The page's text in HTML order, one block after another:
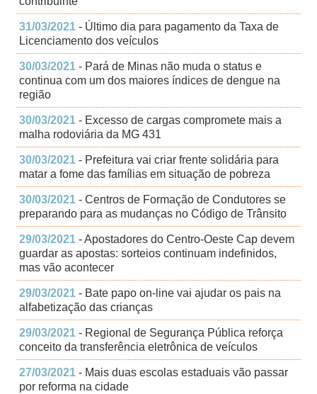
31/03/2021 - Último dia para pagamento da Taxa de
Licenciamento dos veículos
30/03/2021 - Pará de Minas não muda o status e
continua com um dos maiores índices de dengue na
região
30/03/2021 - Excesso de cargas compromete mais a
malha rodoviária da MG 431
30/03/2021 - Prefeitura vai criar frente solidária para
matar a fome das famílias em situação de pobreza
30/03/2021 - Centros de Formação de Condutores se
preparando para as mudanças no Código de Trânsito
29/03/2021 - Apostadores do Centro-Oeste Cap devem
guardar as apostas: sorteios continuam indefinidos,
mas vão acontecer
29/03/2021 - Bate papo on-line vai ajudar os pais na
alfabetização das crianças
29/03/2021 - Regional de Segurança Pública reforça
conceito da transferência eletrônica de veículos
27/03/2021 - Mais duas escolas estaduais vão passar
por reforma na cidade